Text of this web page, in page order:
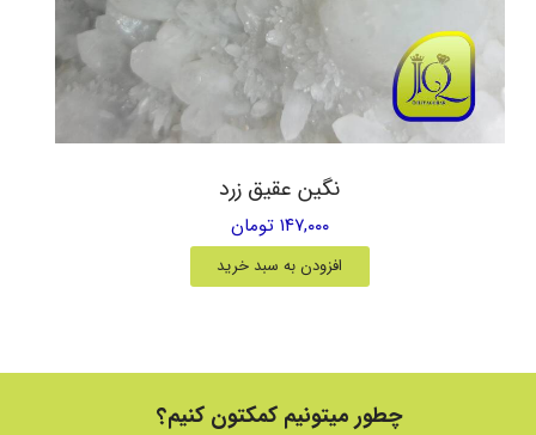
نگین عقیق زرد
۱۴۷,۰۰۰ تومان
افزودن به سبد خرید
چطور میتونیم کمکتون کنیم؟